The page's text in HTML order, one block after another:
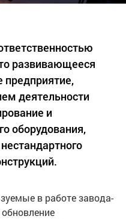
развивающееся
деятельности
и
оборудования,
в работе завода-